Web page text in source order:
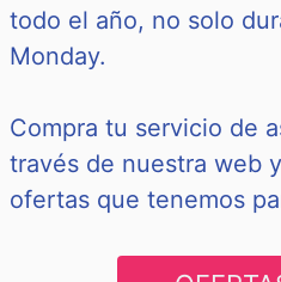
todo el año, no solo
Monday.
Compra tu servicio de
través de nuestra web
ofertas que tenemos